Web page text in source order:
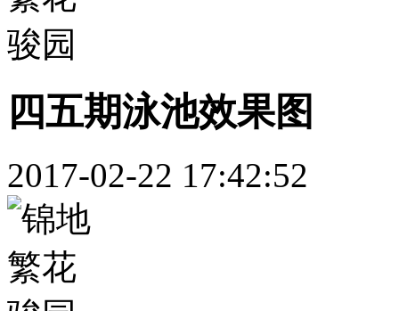
四五期泳池效果图
2017-02-22 17:42:52